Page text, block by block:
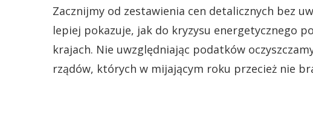
Zacznijmy od zestawienia cen detalicznych bez
lepiej pokazuje, jak do kryzysu energetycznego
krajach. Nie uwzględniając podatków
rządów, których w mijającym roku przecież nie